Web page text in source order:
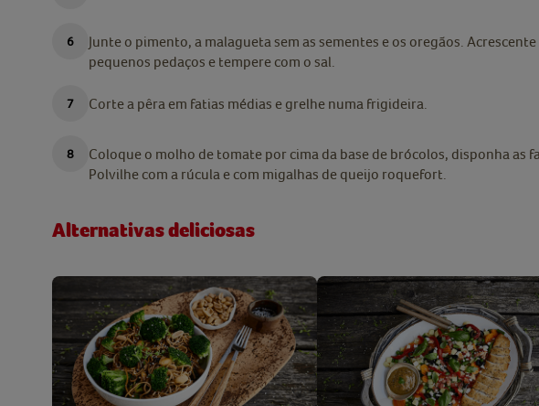
Junte o pimento, a malagueta sem as sementes e os oregãos.
pequenos pedaços e tempere com o sal.
Corte a pêra em fatias médias e grelhe numa frigideira.
Coloque o molho de tomate por cima da base de brócolos, disponha as
Polvilhe com a rúcula e com migalhas de queijo roquefort.
Alternativas deliciosas